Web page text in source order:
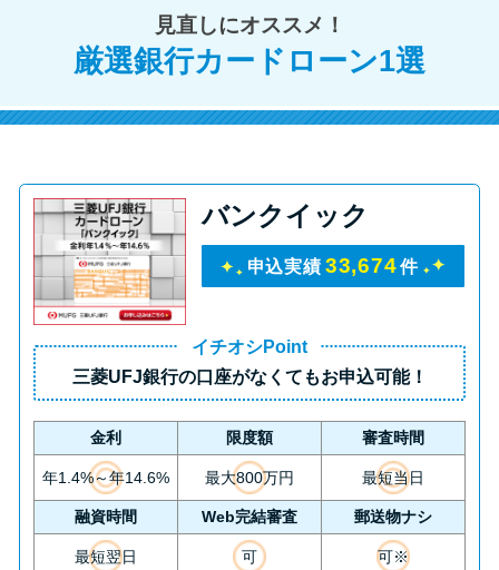
見直しにオススメ！
厳選銀行カードローン1選
バンクイック
申込実績 33,674 件
イチオシPoint
三菱UFJ銀行の口座がなくてもお申込可能！
金利 限度額 審査時間
年1.4%～年14.6% 最大800万円 最短当日
融資時間 Web完結審査 郵送物ナシ
最短翌日 可 可※